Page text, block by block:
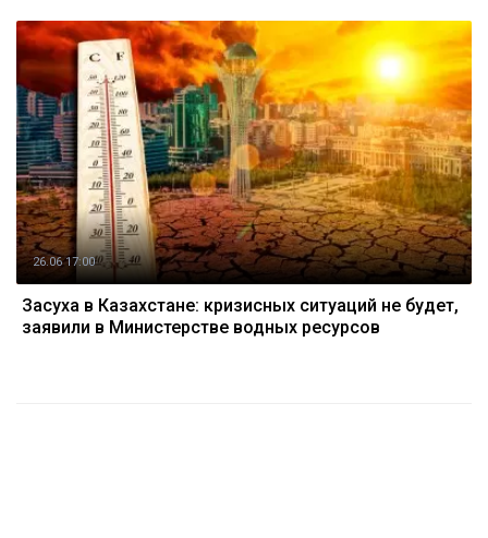
26.06 17:00
Засуха в Казахстане: кризисных ситуаций не будет,
заявили в Министерстве водных ресурсов